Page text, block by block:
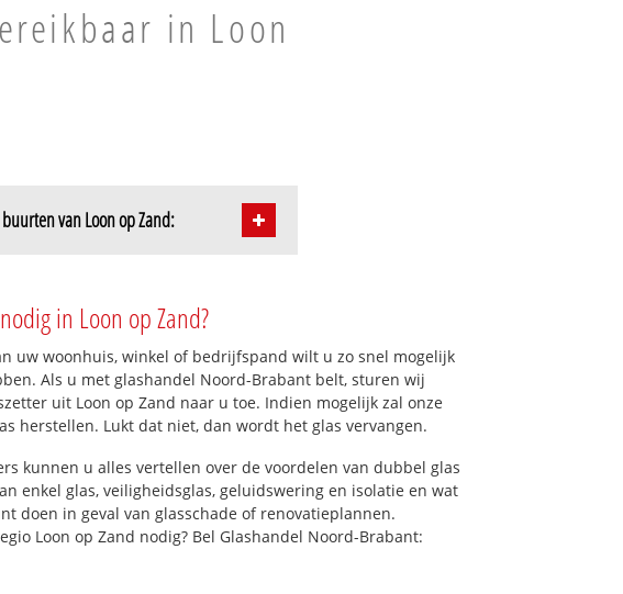
in Loon
van Loon op Zand:
in Loon op Zand?
uw woonhuis, winkel of bedrijfspand wilt u zo snel mogelijk
Als u met glashandel Noord-Brabant belt, sturen wij
uit Loon op Zand naar u toe. Indien mogelijk zal onze
herstellen. Lukt dat niet, dan wordt het glas vervangen.
kunnen u alles vertellen over de voordelen van dubbel glas
enkel glas, veiligheidsglas, geluidswering en isolatie en wat
doen in geval van glasschade of renovatieplannen.
Loon op Zand nodig? Bel Glashandel Noord-Brabant: